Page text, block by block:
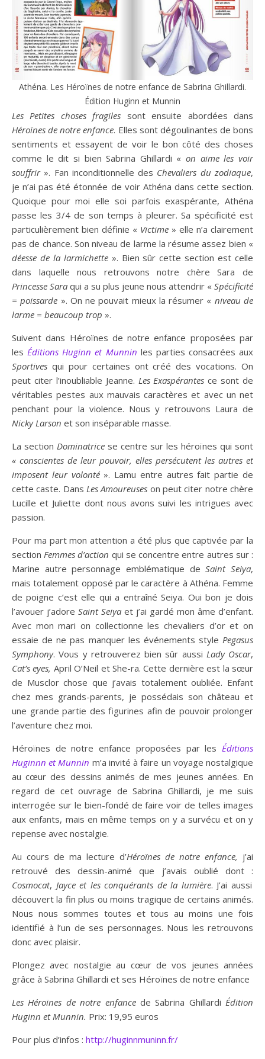
Athéna. Les Héroïnes de notre enfance de Sabrina Ghillardi.
Édition Huginn et Munnin
Les Petites choses fragiles sont ensuite abordées dans
Héroïnes de notre enfance. Elles sont dégoulinantes de bons
sentiments et essayent de voir le bon côté des choses
comme le dit si bien Sabrina Ghillardi «on aime les voir
souffrir». Fan inconditionnelle des Chevaliers du zodiaque,
je n’ai pas été étonnée de voir Athéna dans cette section.
Quoique pour moi elle soi parfois exaspérante, Athéna
passe les 3/4 de son temps à pleurer. Sa spécificité est
particulièrement bien définie « Victime » elle n’a clairement
pas de chance. Son niveau de larme la résume assez bien «
déesse de la larmichette». Bien sûr cette section est celle
dans laquelle nous retrouvons notre chère Sara de
Princesse Sara qui a su plus jeune nous attendrir « Spécificité
= poissarde ». On ne pouvait mieux la résumer « niveau de
larme = beaucoup trop ».
Suivent dans Héroïnes de notre enfance proposées par
les Éditions Huginn et Munnin les parties consacrées aux
Sportives qui pour certaines ont créé des vocations. On
peut citer l’inoubliable Jeanne. Les Exaspérantes ce sont de
véritables pestes aux mauvais caractères et avec un net
penchant pour la violence. Nous y retrouvons Laura de
Nicky Larson et son inséparable masse.
La section Dominatrice se centre sur les héroïnes qui sont
« conscientes de leur pouvoir, elles persécutent les autres et
imposent leur volonté». Lamu entre autres fait partie de
cette caste. Dans Les Amoureuses on peut citer notre chère
Lucille et Juliette dont nous avons suivi les intrigues avec
passion.
Pour ma part mon attention a été plus que captivée par la
section Femmes d’action qui se concentre entre autres sur :
Marine autre personnage emblématique deSaint Seiya,
mais totalement opposé par le caractère à Athéna. Femme
de poigne c’est elle qui a entraîné Seiya. Oui bon je dois
l’avouer j’adore Saint Seiya et j’ai gardé mon âme d’enfant.
Avec mon mari on collectionne les chevaliers d’or et on
essaie de ne pas manquer les événements style Pegasus
Symphony. Vous y retrouverez bien sûr aussi Lady Oscar,
Cat’s eyes, April O’Neil et She-ra. Cette dernière est la sœur
de Musclor chose que j’avais totalement oubliée. Enfant
chez mes grands-parents, je possédais son château et
une grande partie des figurines afin de pouvoir prolonger
l’aventure chez moi.
Héroïnes de notre enfance proposées par les Éditions
Huginnn et Munnin m’a invité à faire un voyage nostalgique
au cœur des dessins animés de mes jeunes années. En
regard de cet ouvrage de Sabrina Ghillardi, je me suis
interrogée sur le bien-fondé de faire voir de telles images
aux enfants, mais en même temps on y a survécu et on y
repense avec nostalgie.
Au cours de ma lecture d’Héroïnes de notre enfance, j’ai
retrouvé des dessin-animé que j’avais oublié dont :
Cosmocat, Jayce et les conquérants de la lumière. J’ai aussi
découvert la fin plus ou moins tragique de certains animés.
Nous nous sommes toutes et tous au moins une fois
identifié à l’un de ses personnages. Nous les retrouvons
donc avec plaisir.
Plongez avec nostalgie au cœur de vos jeunes années
grâce à Sabrina Ghillardi et ses Héroïnes de notre enfance
Les Héroïnes de notre enfance de Sabrina Ghillardi Édition
Huginn et Munnin. Prix: 19,95 euros
Pour plus d’infos : http://huginnmuninn.fr/